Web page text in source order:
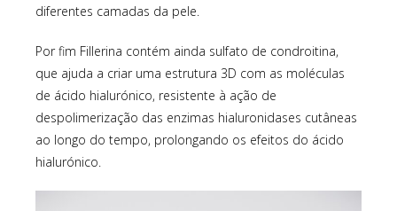
diferentes camadas da pele.
Por fim Fillerina contém ainda sulfato de condroitina,
que ajuda a criar uma estrutura 3D com as moléculas
de ácido hialurónico, resistente à ação de
despolimerização das enzimas hialuronidases cutâneas
ao longo do tempo, prolongando os efeitos do ácido
hialurónico.